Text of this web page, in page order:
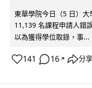
東華學院今日（5 日）
11,139 名課程申請人錯
以為獲得學位取錄，事...
141 16 ↗ 分享